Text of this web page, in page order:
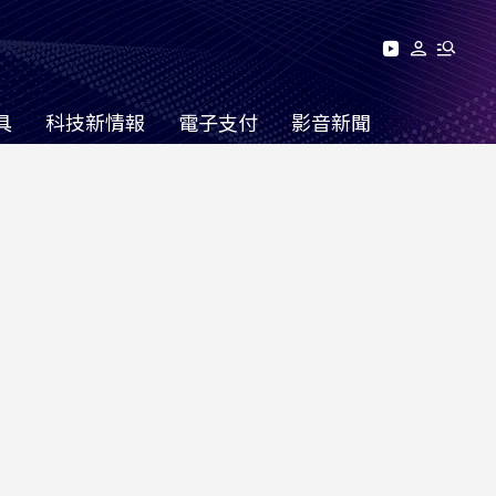
科技新情報 電子支付 影音新聞